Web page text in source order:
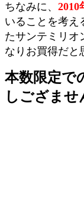
ちなみに、 2010
いることを考え
たサンテミリオ
なりお買得だと
本数限定で
しござませ